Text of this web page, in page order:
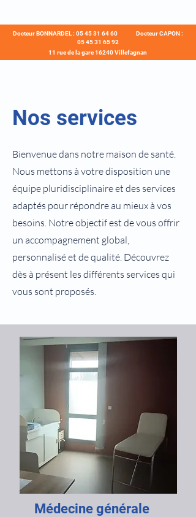
Docteur BONNARDEL : 05 45 31 64 60 Docteur CAPON :
05 45 31 65 92
11 rue de la gare ​16240 Villefagnan
​Nos services
​Bienvenue dans notre maison de santé.
Nous mettons à votre disposition une
équipe pluridisciplinaire et des services
adaptés pour répondre au mieux à vos
besoins. Notre objectif est de vous offrir
un accompagnement global,
personnalisé et de qualité. Découvrez
dès à présent les différents services qui
vous sont proposés.
​Médecine générale